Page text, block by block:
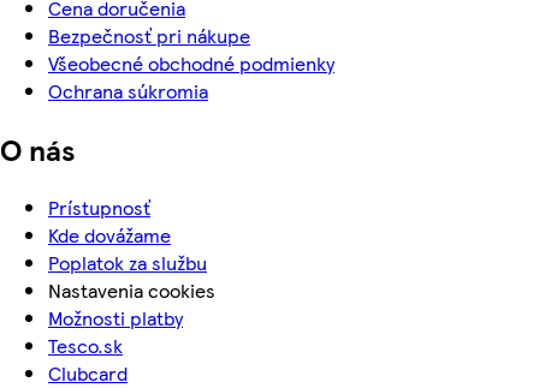
Cena doručenia
Bezpečnosť pri nákupe
Všeobecné obchodné podmienky
Ochrana súkromia
O nás
Prístupnosť
Kde dovážame
Poplatok za službu
Nastavenia cookies
Možnosti platby
Tesco.sk
Clubcard